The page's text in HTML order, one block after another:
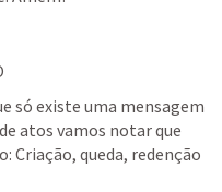
só existe uma mensagem
atos vamos notar que
Criação, queda, redenção